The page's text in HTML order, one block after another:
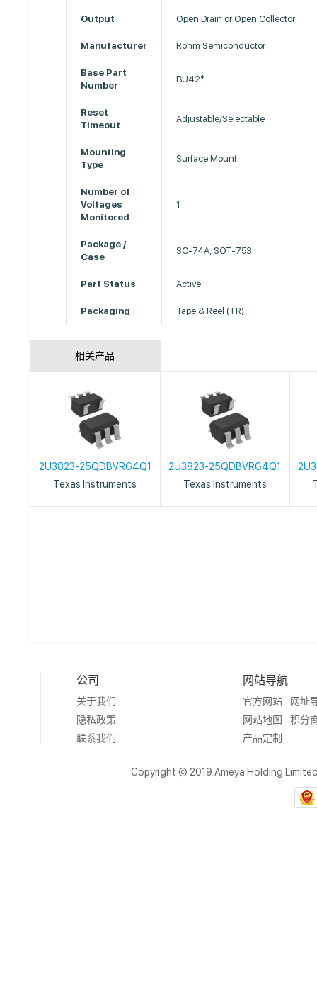
Output Open Drain or Open Collector
Manufacturer Rohm Semiconductor
Base Part
Number
BU42*
Reset
Timeout
Adjustable/Selectable
Mounting
Type
Surface Mount
Number of
Voltages
Monitored
1
Package /
Case
SC-74A, SOT-753
Part Status Active
Packaging Tape & Reel (TR)
相关产品
2U3823-25QDBVRG4Q1
Texas Instruments
2U3823-25QDBVRG4Q1
Texas Instruments
公司
关于我们
隐私政策
联系我们
网站导航
官方网站
网址
网站地图
积分
产品定制
Copyright © 2019 Ameya Holding